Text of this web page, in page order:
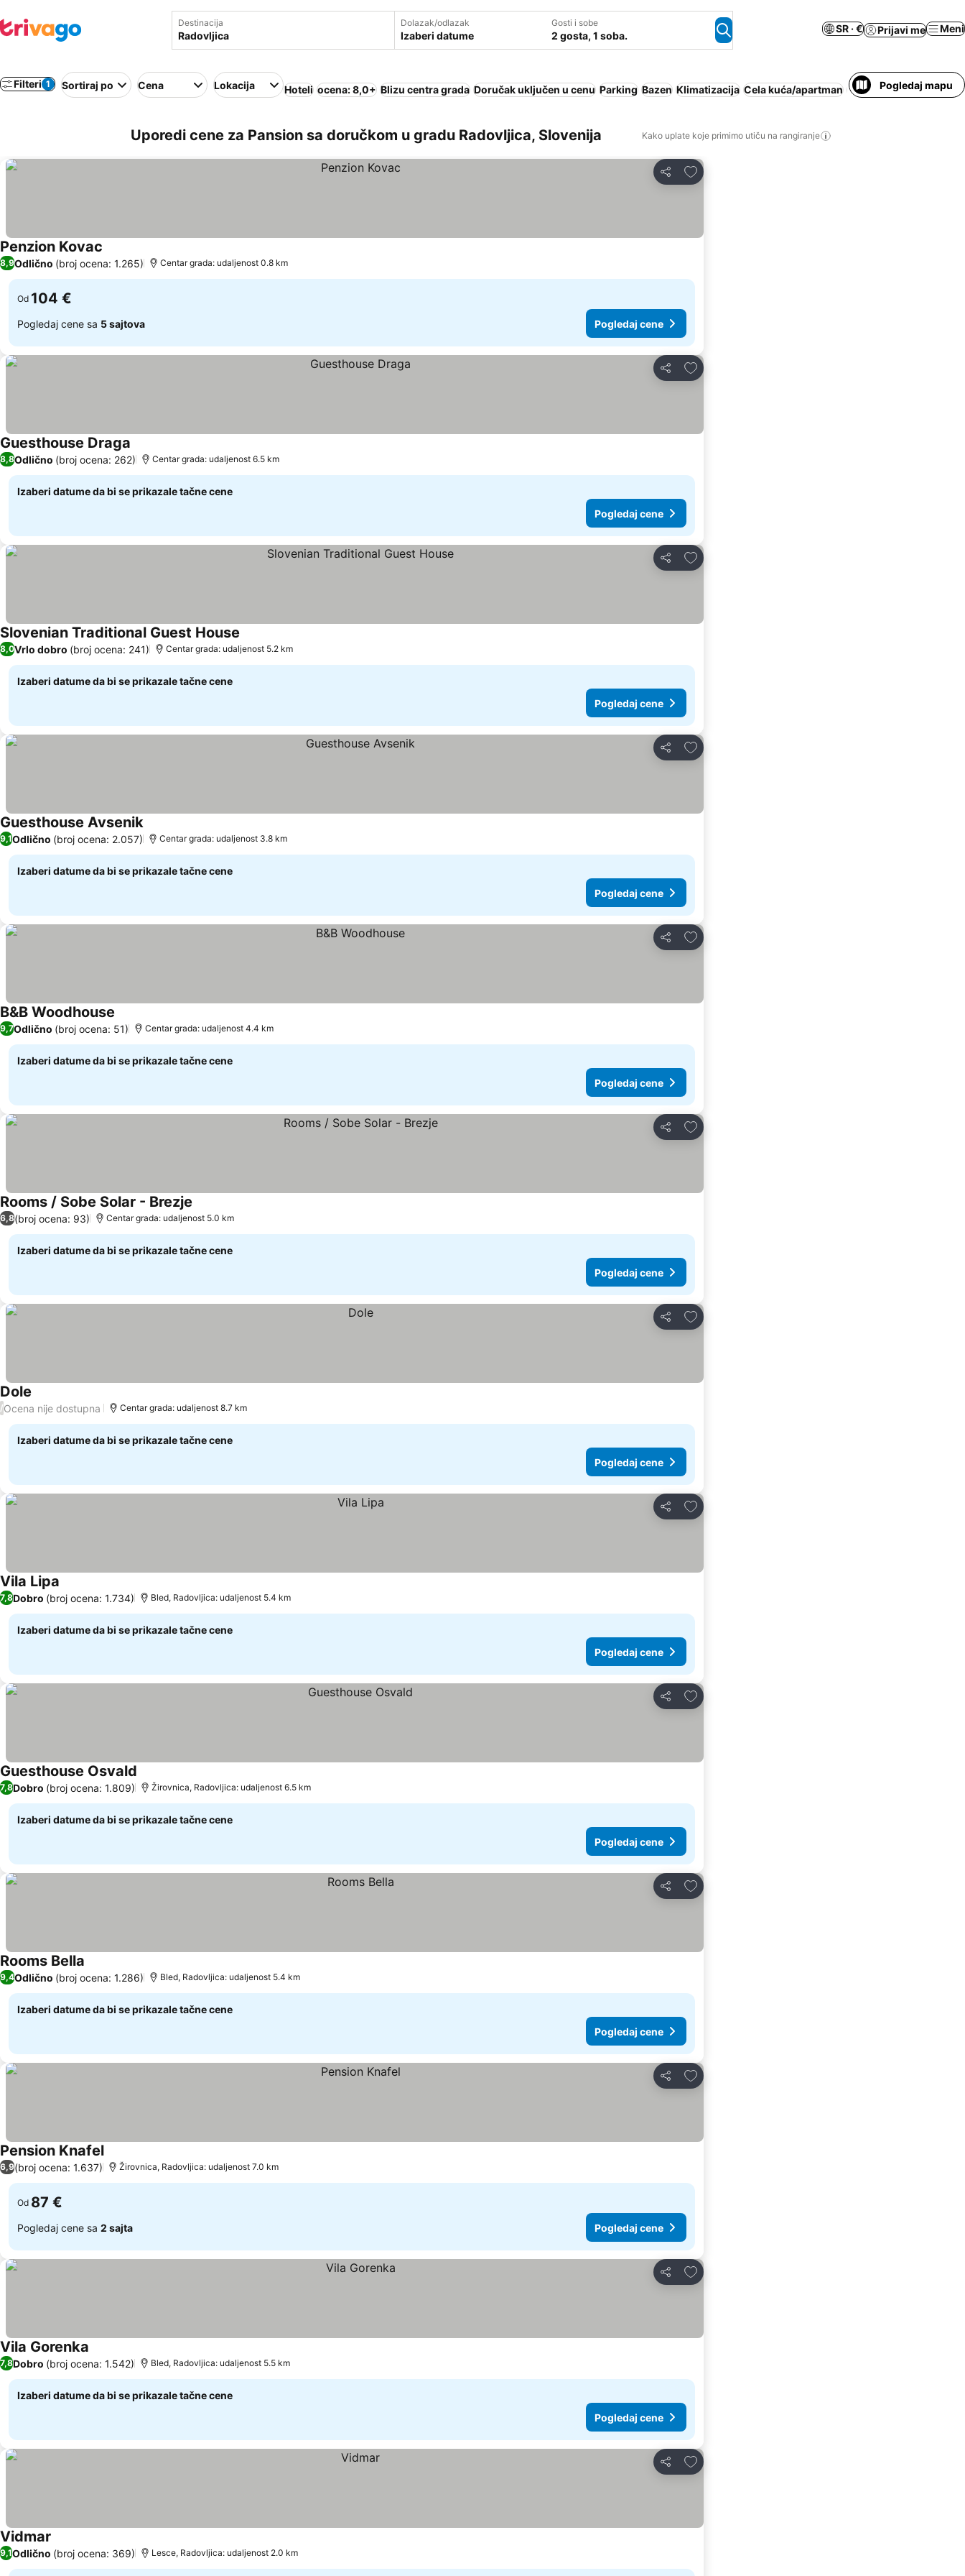
Destinacija Dolazak/odlazak
Izaberi datume
Gosti i sobe
2 gosta, 1 soba.
SR · € Prijavi me Meni
Filteri 1 Sortiraj po Cena Lokacija Hoteli ocena: 8,0+ Blizu centra grada Doručak uključen u cenu Parking Bazen Klimatizacija Cela kuća/apartman Dozvoljeni kućni
Pogledaj mapu
Uporedi cene za Pansion sa doručkom u gradu Radovljica, Slovenija Kako uplate koje primimo utiču na rangiranje
Deli
Dodati u favorite
Penzion Kovac Pogledaj cene
8,9Odlično (broj ocena: 1.265) Centar grada: udaljenost 0.8 km
Od 104 €
Pogledaj cene sa 5 sajtova Pogledaj cene
Deli
Dodati u favorite
Guesthouse Draga Pogledaj cene
8,8Odlično (broj ocena: 262) Centar grada: udaljenost 6.5 km
Izaberi datume da bi se prikazale tačne cene
Pogledaj cene
Deli
Dodati u favorite
Slovenian Traditional Guest House
8,0Vrlo dobro (broj ocena: 241) Centar grada: udaljenost 5.2 km
Izaberi datume da bi se prikazale tačne cene
Pogledaj cene
Deli
Dodati u favorite
Guesthouse AvsenikPogledaj cene
9,1Odlično (broj ocena: 2.057) Centar grada: udaljenost 3.8 km
Izaberi datume da bi se prikazale tačne cene
Pogledaj cene
Deli
Dodati u favorite
B&B Woodhouse Pogledaj cene
9,7Odlično (broj ocena: 51) Centar grada: udaljenost 4.4 km
Izaberi datume da bi se prikazale tačne cene
Pogledaj cene
Deli
Dodati u favorite
Rooms / Sobe Solar - Brezje
6,8(broj ocena: 93) Centar grada: udaljenost 5.0 km
Izaberi datume da bi se prikazale tačne cene
Pogledaj cene
Deli
Dodati u favorite
Dole
/Ocena nije dostupna Centar grada: udaljenost 8.7 km
Izaberi datume da bi se prikazale tačne cene
Pogledaj cene
Deli
Dodati u favorite
Vila Lipa
7,8Dobro (broj ocena: 1.734) Bled, Radovljica: udaljenost 5.4 km
Izaberi datume da bi se prikazale tačne cene
Pogledaj cene
Deli
Dodati u favorite
Guesthouse Osvald Pogledaj cene
7,8Dobro (broj ocena: 1.809) Žirovnica, Radovljica: udaljenost 6.5 km
Izaberi datume da bi se prikazale tačne cene
Pogledaj cene
Deli
Dodati u favorite
Rooms Bella Pogledaj cene
9,4Odlično (broj ocena: 1.286) Bled, Radovljica: udaljenost 5.4 km
Izaberi datume da bi se prikazale tačne cene
Pogledaj cene
Deli
Dodati u favorite
Pension KnafelPogledaj cene
6,9(broj ocena: 1.637) Žirovnica, Radovljica: udaljenost 7.0 km
Od 87 €
Pogledaj cene sa 2 sajta Pogledaj cene
Deli
Dodati u favorite
Vila Gorenka Pogledaj cene
7,8Dobro (broj ocena: 1.542) Bled, Radovljica: udaljenost 5.5 km
Izaberi datume da bi se prikazale tačne cene
Pogledaj cene
Deli
Dodati u favorite
Vidmar
9,1Odlično (broj ocena: 369) Lesce, Radovljica: udaljenost 2.0 km